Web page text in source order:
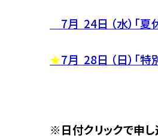
7月 24日 （水）「
★7月 28日 （日）「
※日付クリックで申